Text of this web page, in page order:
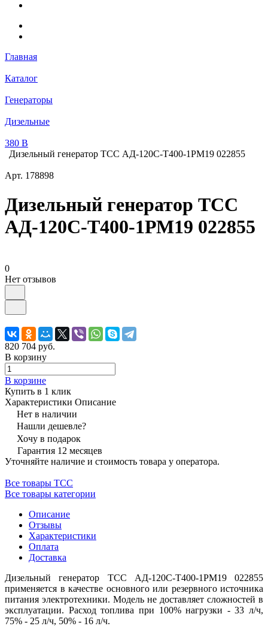
Главная
Каталог
Генераторы
Дизельные
380 В
Дизельный генератор ТСС АД-120С-Т400-1РМ19 022855
Арт. 178898
Дизельный генератор ТСС
АД-120С-Т400-1РМ19 022855
0
Нет отзывов
820 704 руб.
В корзину
В корзине
Купить в 1 клик
Характеристики Описание
Нет в наличии
Нашли дешевле?
Хочу в подарок
Гарантия 12 месяцев
Уточняйте наличие и стоимость товара у оператора.
Все товары ТСС
Все товары категории
Описание
Отзывы
Характеристики
Оплата
Доставка
Дизельный генератор ТСС АД-120С-Т400-1РМ19 022855
применяется в качестве основного или резервного источника
питания электротехники. Модель не доставляет сложностей в
эксплуатации. Расход топлива при 100% нагрузки - 33 л/ч,
75% - 25 л/ч, 50% - 16 л/ч.